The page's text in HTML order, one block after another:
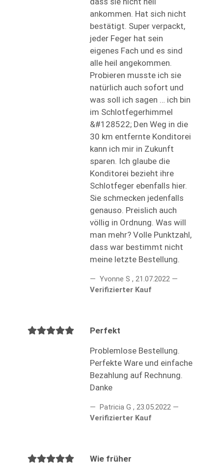
ankommen. Hat sich nicht
bestätigt. Super verpackt,
jeder Feger hat sein
eigenes Fach und es sind
alle heil angekommen.
Probieren musste ich sie
natürlich auch sofort und
was soll ich sagen … ich bin
im Schlotfegerhimmel
&#128522; Den Weg in die
30 km entfernte Konditorei
kann ich mir in Zukunft
sparen. Ich glaube die
Konditorei bezieht ihre
Schlotfeger ebenfalls hier.
Sie schmecken jedenfalls
genauso. Preislich auch
völlig in Ordnung. Was will
man mehr? Volle Punktzahl,
dass war bestimmt nicht
meine letzte Bestellung.
Yvonne S , 21.07.2022
Verifizierter Kauf
Perfekt
Problemlose Bestellung.
Perfekte Ware und einfache
Bezahlung auf Rechnung.
Danke
Patricia G , 23.05.2022
Verifizierter Kauf
Wie früher